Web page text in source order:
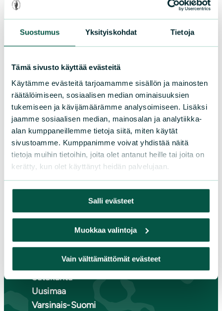
Suostumus Yksityiskohdat Tietoja
Tämä sivusto käyttää evästeitä
Käytämme evästeitä tarjoamamme sisällön ja mainosten
räätälöimiseen, sosiaalisen median ominaisuuksien
tukemiseen ja kävijämäärämme analysoimiseen. Lisäksi
jaamme sosiaalisen median, mainosalan ja analytiikka-
alan kumppaneillemme tietoja siitä, miten käytät
sivustoamme. Kumppanimme voivat yhdistää näitä
tietoja muihin tietoihin, joita olet antanut heille tai joita on
kerätty, kun olet käyttänyt heidän palvelujaan.
Salli evästeet
Muokkaa valintoja
Vain välttämättömät evästeet
LIITY JÄSENEKSI
Suomen luonnonsuojeluliiton
piirit
Etelä-Häme
Etelä-Karjala
Etelä-Savo
Kainuu
Keski-Suomi
Kymenlaakso
Pohjanmaa
Pohjois-Karjala
Pohjois-Pohjanmaa
Pohjois-Savo
Satakunta
Uusimaa
Varsinais-Suomi